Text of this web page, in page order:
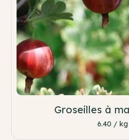
Groseilles à
6.40 / kg